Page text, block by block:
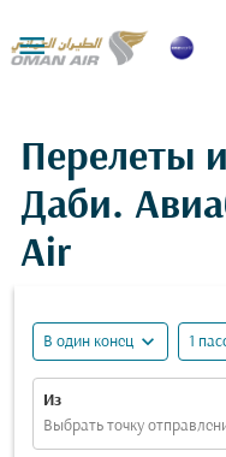

Перелеты
Даби.
Air
В один конец expand_more 1
Из
Выбрать точку